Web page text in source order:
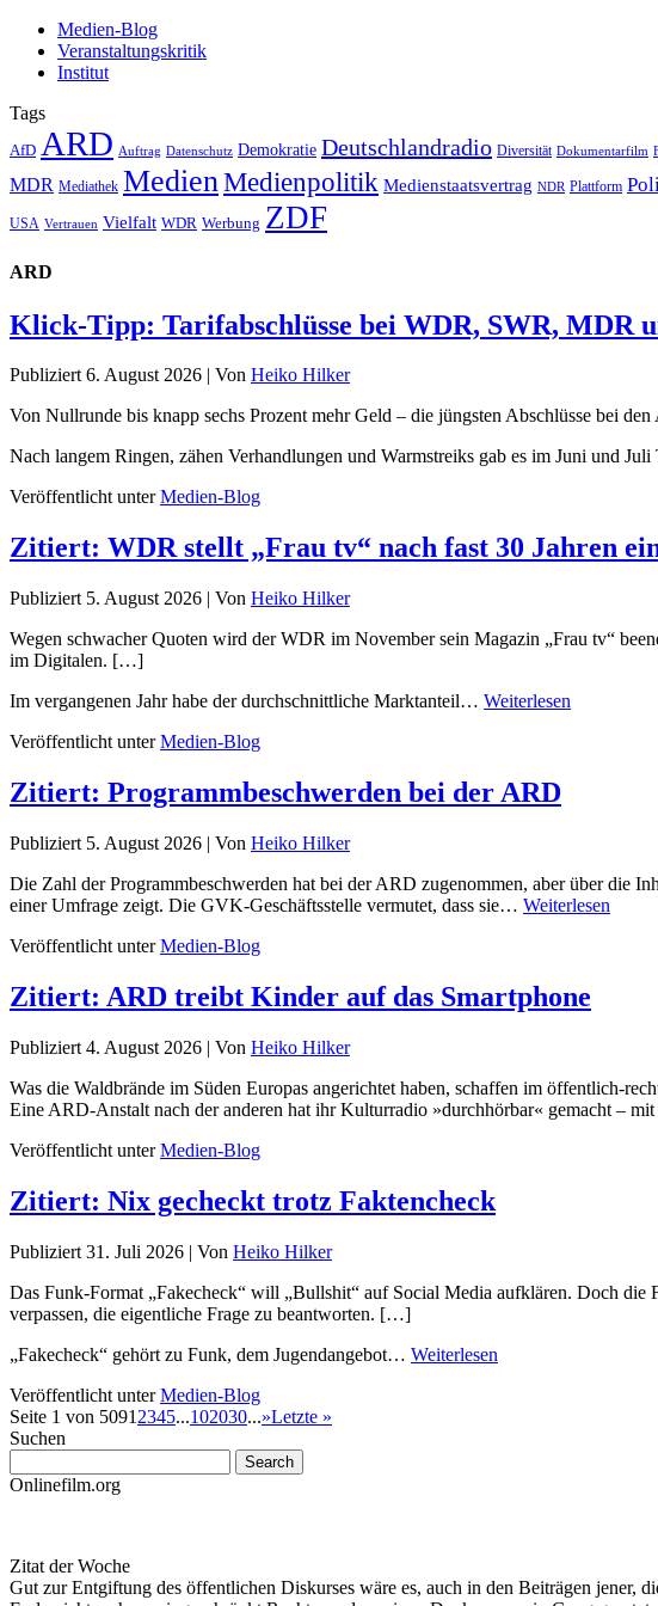
Medien-Blog
Veranstaltungskritik
Institut
Tags
AfD ARD Auftrag Datenschutz Demokratie Deutschlandradio Diversität Dokumentarfilm
MDR Mediathek MedienMedienpolitik Medienstaatsvertrag NDR Plattform
USA Vertrauen Vielfalt WDR Werbung ZDF
ARD
Klick-Tipp: Tarifabschlüsse bei WDR, SWR, MDR
Publiziert 6. August 2026 | Von Heiko Hilker
Von Nullrunde bis knapp sechs Prozent mehr Geld – die jüngsten Abschlüsse bei
Nach langem Ringen, zähen Verhandlungen und Warmstreiks gab es im Juni und
Veröffentlicht unter Medien-Blog
Zitiert: WDR stellt „Frau tv“ nach fast 30 Jahren
Publiziert 5. August 2026 | Von Heiko Hilker
Wegen schwacher Quoten wird der WDR im November sein Magazin „Frau tv“
im Digitalen. […]
Im vergangenen Jahr habe der durchschnittliche Marktanteil… Weiterlesen
Veröffentlicht unter Medien-Blog
Zitiert: Programmbeschwerden bei der ARD
Publiziert 5. August 2026 | Von Heiko Hilker
Die Zahl der Programmbeschwerden hat bei der ARD zugenommen, aber über die
einer Umfrage zeigt. Die GVK-Geschäftsstelle vermutet, dass sie… Weiterlesen
Veröffentlicht unter Medien-Blog
Zitiert: ARD treibt Kinder auf das Smartphone
Publiziert 4. August 2026 | Von Heiko Hilker
Was die Waldbrände im Süden Europas angerichtet haben, schaffen im öffentlich-
Eine ARD-Anstalt nach der anderen hat ihr Kulturradio »durchhörbar« gemacht –
Veröffentlicht unter Medien-Blog
Zitiert: Nix gecheckt trotz Faktencheck
Publiziert 31. Juli 2026 | Von Heiko Hilker
Das Funk-Format „Fakecheck“ will „Bullshit“ auf Social Media aufklären. Doch die
verpassen, die eigentliche Frage zu beantworten. […]
„Fakecheck“ gehört zu Funk, dem Jugendangebot… Weiterlesen
Veröffentlicht unter Medien-Blog
Seite 1 von 5091 2345...102030...»Letzte »
Suchen
Onlinefilm.org
Zitat der Woche
Gut zur Entgiftung des öffentlichen Diskurses wäre es, auch in den Beiträgen jener,